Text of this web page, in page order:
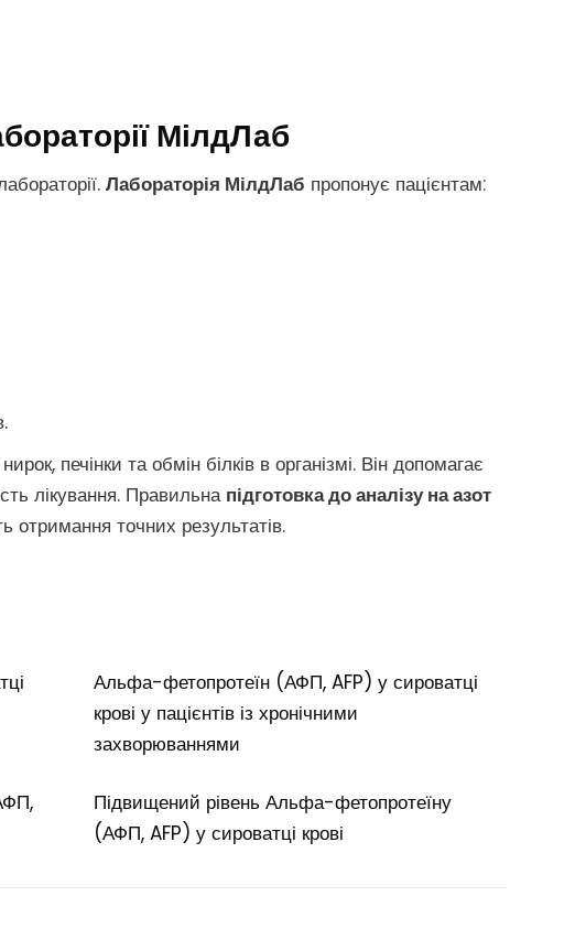
МілдЛаб
Лабораторія МілдЛаб пропонує пацієнтам:
печінки та обмін білків в організмі. Він допомагає
лікування. Правильна підготовка до аналізу на азот
отримання точних результатів.
Альфа-фетопротеїн (АФП, AFP) у сироватці
крові у пацієнтів із хронічними
захворюваннями
Підвищений рівень Альфа-фетопротеїну
(АФП, AFP) у сироватці крові